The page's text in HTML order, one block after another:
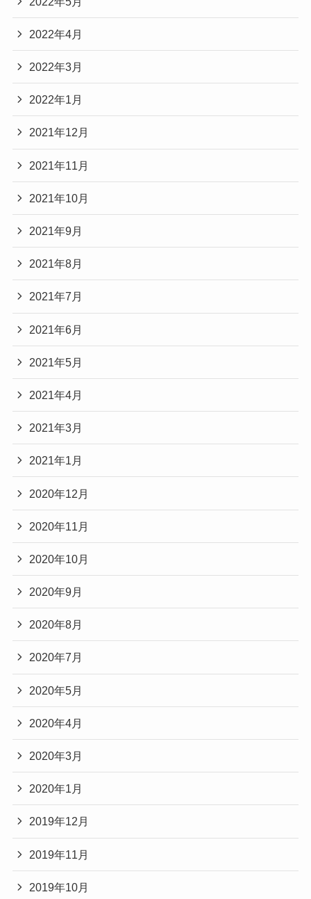
2022年4月
2022年3月
2022年1月
2021年12月
2021年11月
2021年10月
2021年9月
2021年8月
2021年7月
2021年6月
2021年5月
2021年4月
2021年3月
2021年1月
2020年12月
2020年11月
2020年10月
2020年9月
2020年8月
2020年7月
2020年5月
2020年4月
2020年3月
2020年1月
2019年12月
2019年11月
2019年10月